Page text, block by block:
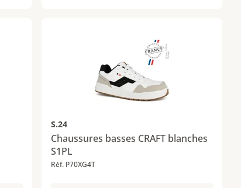
S.24
Chaussures basses CRAFT blanches
S1PL
Réf. P70XG4T